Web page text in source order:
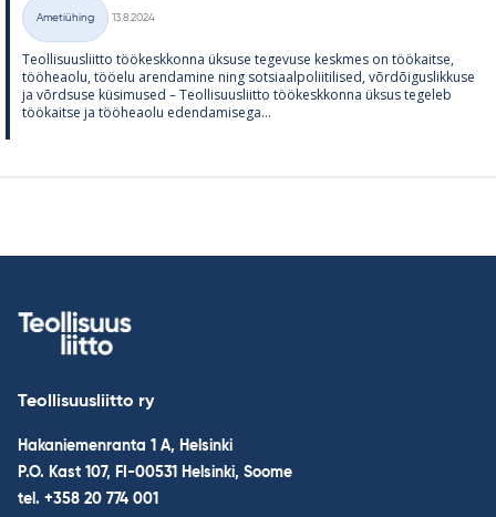
Kategooriad
Ametiühing
13.8.2024
Teol­li­suus­liitto töö­kesk­konna ük­suse te­ge­vuse kesk­mes on töö­kaitse,
töö­heaolu, töö­elu aren­da­mine ning sot­si­aal­po­lii­ti­li­sed, võrdõi­gus­lik­kuse
ja võrd­suse kü­si­mused – Teol­li­suus­liitto töö­kesk­konna ük­sus te­ge­leb
töö­kaitse ja töö­heaolu eden­da­mi­sega...
Teollisuusliitto ry
Hakaniemenranta 1 A, Helsinki
P.O. Kast 107, FI-00531 Helsinki, Soome
tel. +358 20 774 001